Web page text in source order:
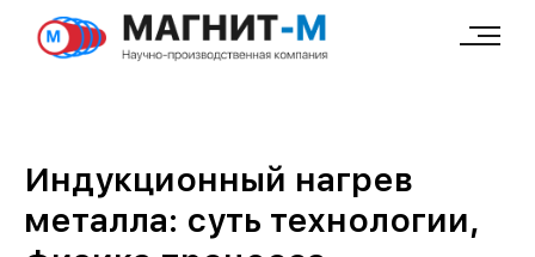
49e52ab7c347b60c
Индукционный нагрев
металла: суть технологии,